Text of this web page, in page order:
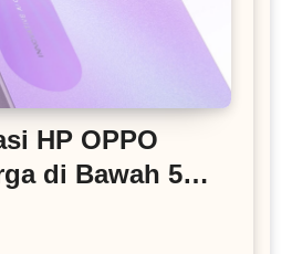
HP OPPO
di Bawah 5